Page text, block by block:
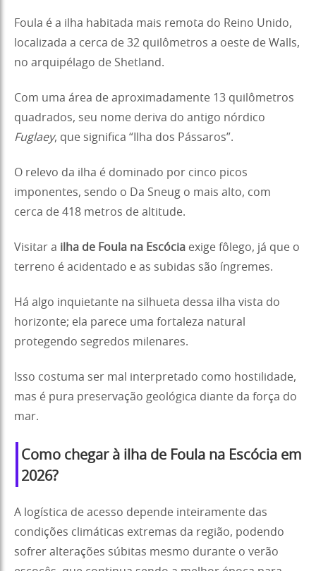
Foula é a ilha habitada mais remota do Reino Unido,
localizada a cerca de 32 quilômetros a oeste de Walls,
no arquipélago de Shetland.
Com uma área de aproximadamente 13 quilômetros
quadrados, seu nome deriva do antigo nórdico
Fuglaey, que significa “Ilha dos Pássaros”.
O relevo da ilha é dominado por cinco picos
imponentes, sendo o Da Sneug o mais alto, com
cerca de 418 metros de altitude.
Visitar a ilha de Foula na Escócia exige fôlego, já que o
terreno é acidentado e as subidas são íngremes.
Há algo inquietante na silhueta dessa ilha vista do
horizonte; ela parece uma fortaleza natural
protegendo segredos milenares.
Isso costuma ser mal interpretado como hostilidade,
mas é pura preservação geológica diante da força do
mar.
Como chegar à ilha de Foula na Escócia em
2026?
A logística de acesso depende inteiramente das
condições climáticas extremas da região, podendo
sofrer alterações súbitas mesmo durante o verão